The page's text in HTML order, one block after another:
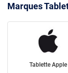
Marques
Tablette Apple